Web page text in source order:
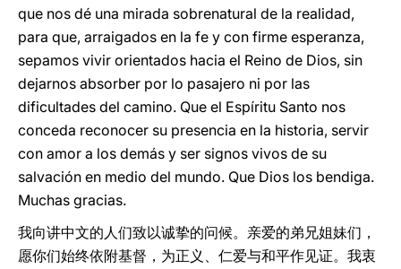
que nos dé una mirada sobrenatural de la realidad,
para que, arraigados en la fe y con firme esperanza,
sepamos vivir orientados hacia el Reino de Dios, sin
dejarnos absorber por lo pasajero ni por las
dificultades del camino. Que el Espíritu Santo nos
conceda reconocer su presencia en la historia, servir
con amor a los demás y ser signos vivos de su
salvación en medio del mundo. Que Dios los bendiga.
Muchas gracias.
我向讲中文的人们致以诚挚的问候。亲爱的弟兄姐妹们，
愿你们始终依附基督，为正义、仁爱与和平作见证。我衷